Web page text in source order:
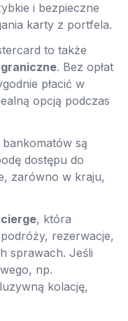
i bezpieczne
karty z portfela.
to także
. Bez opłat
płacić w
opcją podczas
bankomatów są
dostępu do
zarówno w kraju,
, która
rezerwacje,
sprawach. Jeśli
np.
kolację,